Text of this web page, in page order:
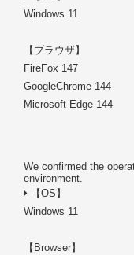
Windows 11
【ブラウザ】
FireFox 147
GoogleChrome 144
Microsoft Edge 144
We confirmed the
environment.
【OS】
Windows 11
【Browser】